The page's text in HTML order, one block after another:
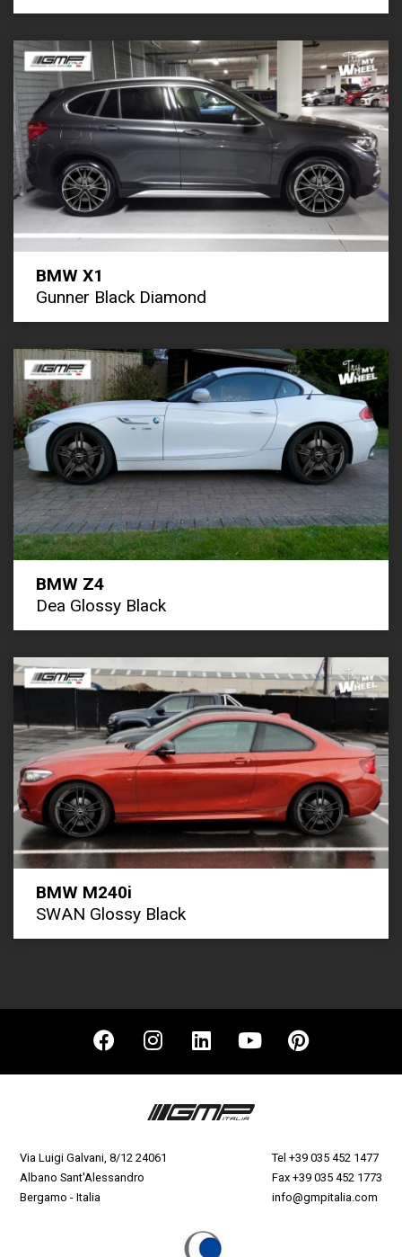
BMW X1
Gunner Black Diamond
BMW Z4
Dea Glossy Black
BMW M240i
SWAN Glossy Black
Via Luigi Galvani, 8/12 24061
Albano Sant'Alessandro
Bergamo - Italia
Tel +39 035 452 1477
Fax +39 035 452 1773
info@gmpitalia.com